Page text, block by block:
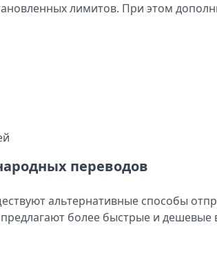
лимитов. При этом
переводов
альтернативные способы
более быстрые и дешевые